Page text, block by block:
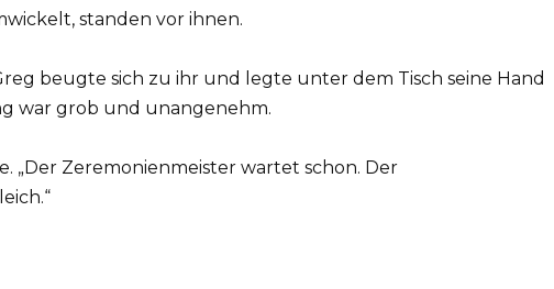
standen vor ihnen.
beugte sich zu ihr und legte unter dem Tisch seine Hand
war grob und unangenehm.
„Der Zeremonienmeister wartet schon. Der